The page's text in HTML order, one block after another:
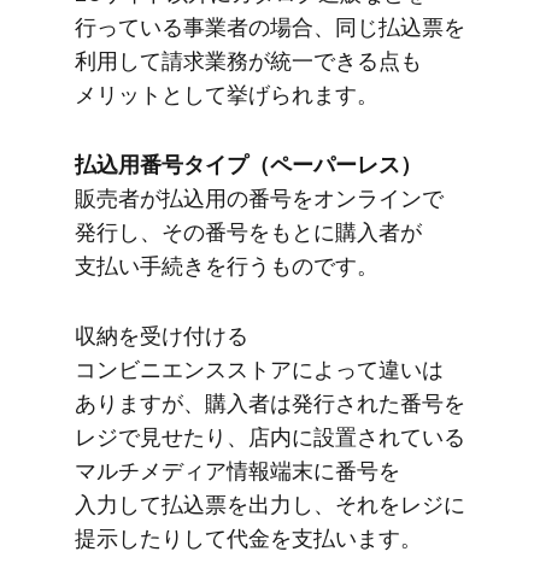
行っている​事業者の​場合、​同じ​払込票を​
利用して​請求業務が​統一できる​点も​
メリットと​して​挙げられます。
払込用番号タイプ​（ペーパーレス）
販売者が​払込用の​番号を​オンラインで​
発行し、​その​番号を​もとに​購入者が​
支払い手続きを​行う​ものです。
収納を​受け付ける​
コンビニエンスストアに​よって​違いは​
ありますが、​購入者は​発行された​番号を​
レジで​見せたり、​店内に​設置されている​
マルチメディア情報端末に​番号を​
入力して​払込票を​出力し、​それを​レジに​
提示したりして​代金を​支払います。